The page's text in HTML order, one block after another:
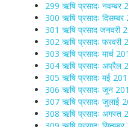
299 ऋषि प्रसादः नवम्बर
300 ऋषि प्रसादः
301 ऋषि प्रसाद जनवरी
302 ऋषि प्रसादः फरवरी
303 ऋषि प्रसादः मार्च
304 ऋषि प्रसादः अप्रैल
305 ऋषि प्रसादः मई
306 ऋषि प्रसादः जून
307 ऋषि प्रसादः जुलाई
308 ऋषि प्रसादः अगस्त